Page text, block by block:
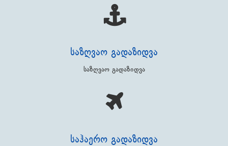
ᲡᲐᲖᲦᲕᲐᲝ ᲒᲐᲓᲐᲖᲘᲓᲕᲐ
საზღვაო გადაზიდვა
ᲡᲐᲰᲐᲔᲠᲝ ᲒᲐᲓᲐᲖᲘᲓᲕᲐ